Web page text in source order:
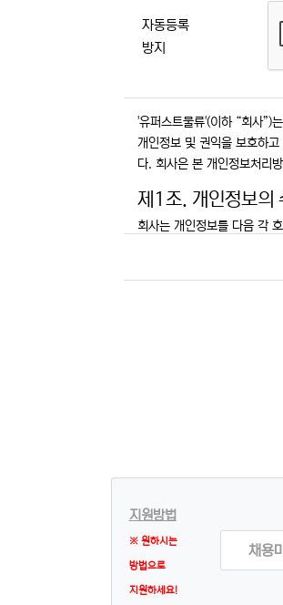
자동등록
방지
'유퍼스트물류'(이하 “회사
개인정보 및 권익을 보호하
다. 회사은 본 개인정보처리
제1조. 개인정보의
회사는 개인정보를 다음 각
민원사무 처리
서비스 제공, 콘텐츠 제
수집하는 개인정보의 항목
① 폼메일 문의
[필수항목] 이름, 이
② 서비스 이용 또는 업무
[필수항목] 접속 IP
지원방법
※ 원하시는
방법으로
지원하세요!
채용